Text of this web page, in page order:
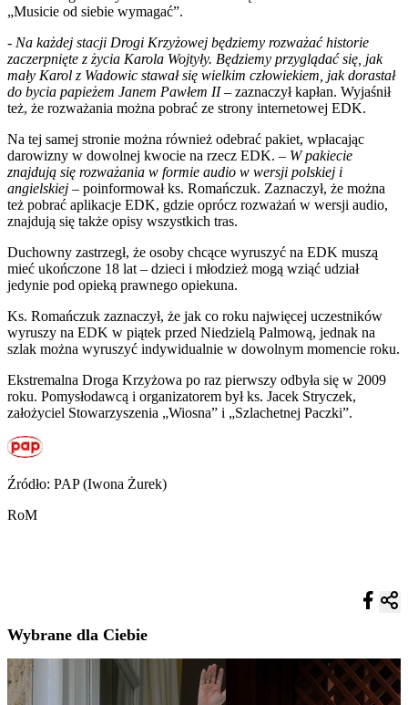
„Musicie od siebie wymagać”.
- Na każdej stacji Drogi Krzyżowej będziemy rozważać historie
zaczerpnięte z życia Karola Wojtyły. Będziemy przyglądać się, jak
mały Karol z Wadowic stawał się wielkim człowiekiem, jak dorastał
do bycia papieżem Janem Pawłem II– zaznaczył kapłan. Wyjaśnił
też, że rozważania można pobrać ze strony internetowej EDK.
Na tej samej stronie można również odebrać pakiet, wpłacając
darowizny w dowolnej kwocie na rzecz EDK. – W pakiecie
znajdują się rozważania w formie audio w wersji polskiej i
angielskiej – poinformował ks. Romańczuk. Zaznaczył, że można
też pobrać aplikacje EDK, gdzie oprócz rozważań w wersji audio,
znajdują się także opisy wszystkich tras.
Duchowny zastrzegł, że osoby chcące wyruszyć na EDK muszą
mieć ukończone 18 lat – dzieci i młodzież mogą wziąć udział
jedynie pod opieką prawnego opiekuna.
Ks. Romańczuk zaznaczył, że jak co roku najwięcej uczestników
wyruszy na EDK w piątek przed Niedzielą Palmową, jednak na
szlak można wyruszyć indywidualnie w dowolnym momencie roku.
Ekstremalna Droga Krzyżowa po raz pierwszy odbyła się w 2009
roku. Pomysłodawcą i organizatorem był ks. Jacek Stryczek,
założyciel Stowarzyszenia „Wiosna” i „Szlachetnej Paczki”.
Źródło: PAP (Iwona Żurek)
RoM
Wybrane dla Ciebie